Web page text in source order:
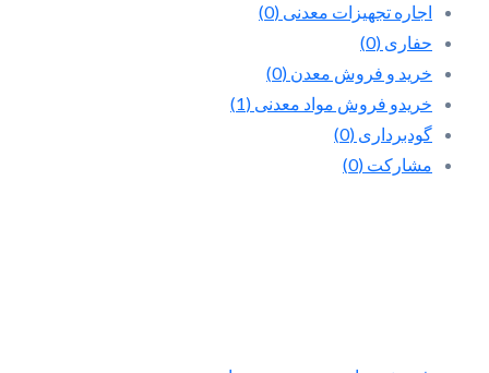
اجاره تجهیزات معدنی (0)
حفاری (0)
خرید و فروش معدن (0)
خریدو فروش مواد معدنی (1)
گودبرداری (0)
مشارکت (0)